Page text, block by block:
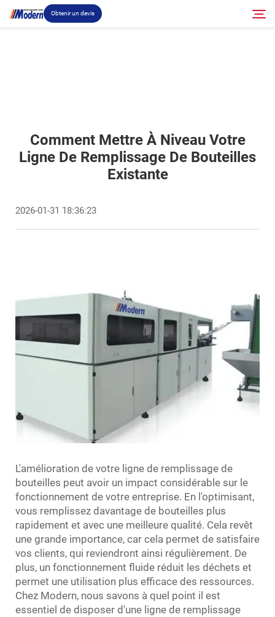
Obtenir un devis
À propos
Comment Mettre À Niveau Votre
Ligne De Remplissage De Bouteilles
Existante
2026-01-31 18:36:23
L'amélioration de votre ligne de remplissage de
bouteilles peut avoir un impact considérable sur le
fonctionnement de votre entreprise. En l'optimisant,
vous remplissez davantage de bouteilles plus
rapidement et avec une meilleure qualité. Cela revêt
une grande importance, car cela permet de satisfaire
vos clients, qui reviendront ainsi régulièrement. De
plus, un fonctionnement fluide réduit les déchets et
permet une utilisation plus efficace des ressources.
Chez Modern, nous savons à quel point il est
essentiel de disposer d'une ligne de remplissage